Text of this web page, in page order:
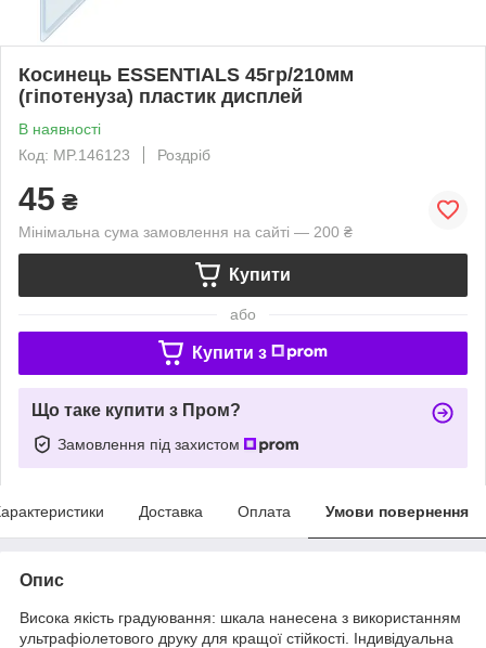
Косинець ESSENTIALS 45гр/210мм
(гіпотенуза) пластик дисплей
В наявності
Код: MP.146123
Роздріб
45 ₴
Мінімальна сума замовлення на сайті — 200 ₴
Купити
або
Купити з
Що таке купити з Пром?
Замовлення під захистом
Доставка Оплата Умови повернення
Опис
Висока якість градуювання: шкала нанесена з використанням
ультрафіолетового друку для кращої стійкості. Індивідуальна